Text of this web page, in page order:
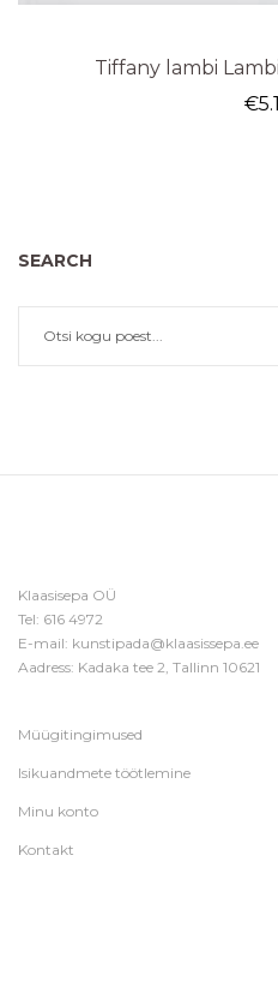
Tiffany lambi
€
SEARCH
Klaasisepa OÜ
Tel: 616 4972
E-mail: kunstipada@klaasissepa.ee
Aadress: Kadaka tee 2, Tallinn 10621
Müügitingimused
Isikuandmete töötlemine
Minu konto
Kontakt